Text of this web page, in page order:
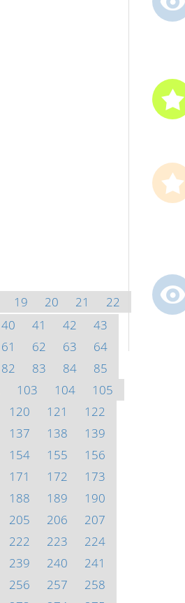
19 20 21
22
40 41 42
43
61 62 63
64
82 83 84
85
103 104
105
120 121
122
137 138
139
154 155
156
171 172
173
188 189
190
205 206
207
222 223
224
239 240
241
256 257
258